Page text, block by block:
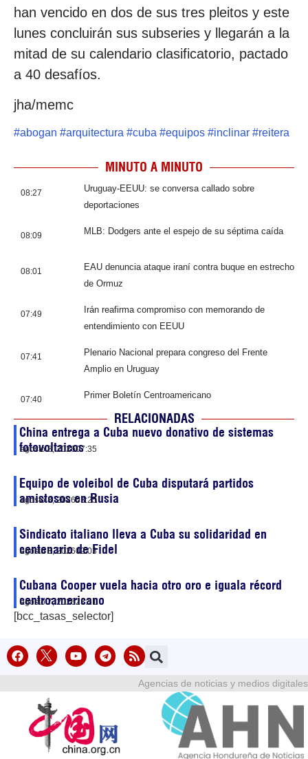
han vencido en dos de sus tres pleitos y este
lunes concluirán sus subseries y llegarán a la
mitad de su calendario clasificatorio, pactado
a 40 desafíos.
jha/memc
#abogan #arquitectura #cuba #equipos #inclinar #reitera
MINUTO A MINUTO
08:27
Uruguay-EEUU: se conversa callado sobre
deportaciones
08:09 MLB: Dodgers ante el espejo de su séptima caída
08:01
EAU denuncia ataque iraní contra buque en estrecho
de Ormuz
07:49
Irán reafirma compromiso con memorando de
entendimiento con EEUU
07:41
Plenario Nacional prepara congreso del Frente
Amplio en Uruguay
07:40 Primer Boletín Centroamericano
RELACIONADAS
China entrega a Cuba nuevo donativo de sistemas
fotovoltaicos
agosto 8, 202607:35
Equipo de voleibol de Cuba disputará partidos
amistosos en Rusia
agosto 8, 202603:25
Sindicato italiano lleva a Cuba su solidaridad en
centenario de Fidel
agosto 8, 202602:03
Cubana Cooper vuela hacia otro oro e iguala récord
centroamericano
agosto 7, 202623:51
[bcc_tasas_selector]
Agencias de noticias y medios digitales